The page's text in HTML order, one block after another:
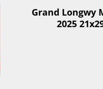
Grand Longwy
2025